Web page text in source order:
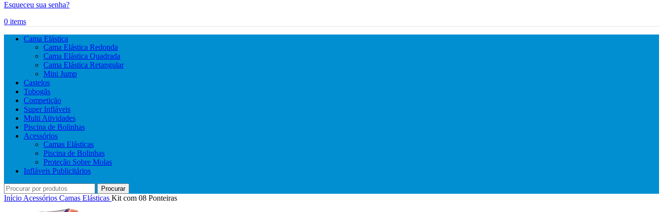
Esqueceu sua senha?
0 items
Cama Elástica
Cama Elástica Redonda
Cama Elástica Quadrada
Cama Elástica Retangular
Mini Jump
Castelos
Tobogãs
Competição
Super Infláveis
Multi Atividades
Piscina de Bolinhas
Acessórios
Camas Elásticas
Piscina de Bolinhas
Proteção Sobre Molas
Infláveis Publicitários
Procurar
Início Acessórios Camas Elásticas Kit com 08 Ponteiras